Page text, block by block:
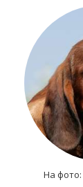
На фото: